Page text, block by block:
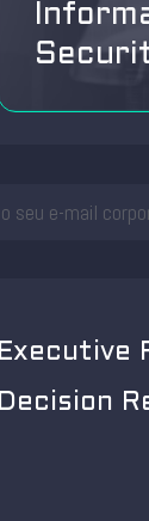
Executive
Decision